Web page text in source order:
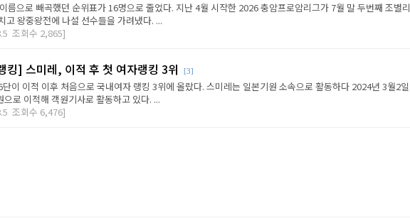
름으로 빼곡했던 순위표가 16명으로 줄었다. 지난 4월 시작한 2026 충암프로암리그가 7월 말 두번째 조별리
고 왕중왕전에 나설 선수들을 가려냈다. ...
조회수 2,865]
킹] 스미레, 이적 후 첫 여자랭킹 3위 [3]
이 이적 이후 처음으로 국내여자 랭킹 3위에 올랐다. 스미레는 일본기원 소속으로 활동하다 2024년 3월2일
으로 이적해 객원기사로 활동하고 있다. ...
조회수 6,476]